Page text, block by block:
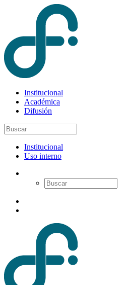
Institucional
Académica
Difusión
Institucional
Uso interno